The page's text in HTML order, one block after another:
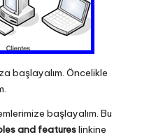
başlayalım. Öncelikle
başlayalım. Bu
and featureslinkine